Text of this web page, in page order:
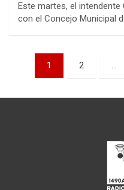
Este martes, el intendente
con el Concejo Municipal
Paginación
entradas
1 2